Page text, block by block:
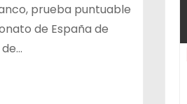
prueba puntuable
de España de